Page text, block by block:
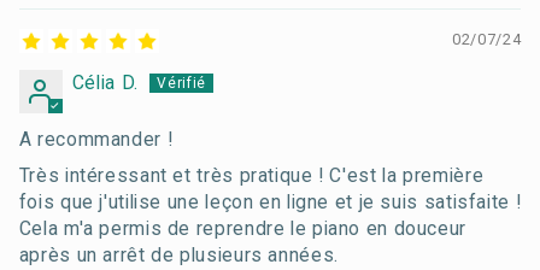
02/07/24
Célia D.
A recommander !
Très intéressant et très pratique ! C'est la première
fois que j'utilise une leçon en ligne et je suis satisfaite !
Cela m'a permis de reprendre le piano en douceur
après un arrêt de plusieurs années.